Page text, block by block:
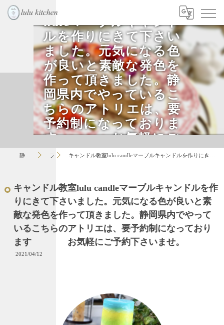
キャンドル教室lulu ca
ndleマーブルキャンド
ルを作りにきて下さい
ました。元気になる色
が良いと素敵な発色を
作って頂きました。静
岡県内でやっているこ
ちらのアトリエは、要
予約制になっておりま
す お気軽にご
予約下さいませ。
静岡のお菓子教室はlulu ブログ キャンドル教室lulu candleマーブルキャンドルを作りにきて下さいました。元気になる色が良いと素敵な発色を作って頂きました。静岡県内でやっているこちらのアトリエは、要予約制になっております お気軽にご予約下さいませ。
キャンドル教室lulu candleマーブルキャンドルを作
りにきて下さいました。元気になる色が良いと素
敵な発色を作って頂きました。静岡県内でやって
いるこちらのアトリエは、要予約制になっており
ます お気軽にご予約下さいませ。
2021/04/12